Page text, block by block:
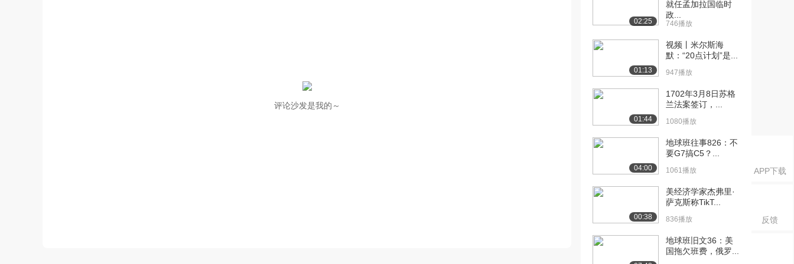
APP下载
反馈
评论沙发是我的～
02:25
就任孟加拉国临时
政...
746播放
01:13
视频丨米尔斯海
默：“20点计划”是...
947播放
01:44
1702年3月8日苏格
兰法案签订，...
1080播放
04:00
地球班往事826：不
要G7搞C5？...
1061播放
00:38
美经济学家杰弗里·
萨克斯称TikT...
836播放
地球班旧文36：美
国拖欠班费，俄罗...